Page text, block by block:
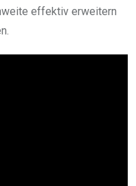
effektiv erweitern